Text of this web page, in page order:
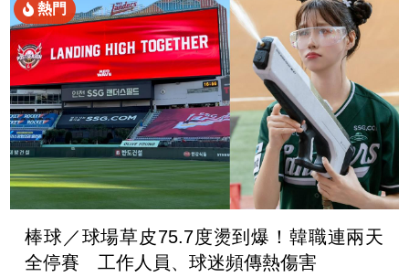
熱門
棒球／球場草皮75.7度燙到爆！韓職連兩天
全停賽 工作人員、球迷頻傳熱傷害